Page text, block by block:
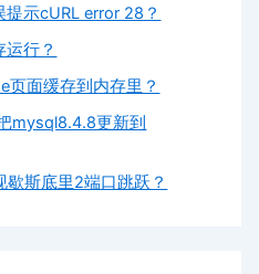
示cURL error 28？
行？
页面缓存到内存里？
mysql8.4.8更新到
斯底里2端口跳跃？